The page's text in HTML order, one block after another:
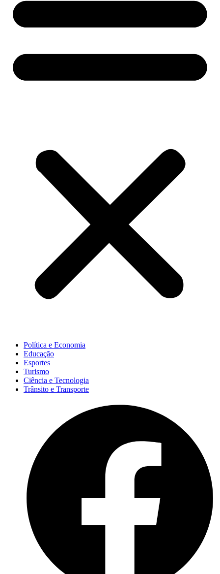
Política e Economia
Educação
Esportes
Turismo
Ciência e Tecnologia
Trânsito e Transporte